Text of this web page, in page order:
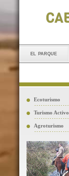
el parque
Ecoturismo
Turismo Activo
Agroturismo